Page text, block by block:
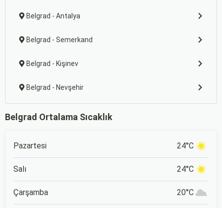
Belgrad - Antalya
Belgrad - Semerkand
Belgrad - Kişinev
Belgrad - Nevşehir
Belgrad Ortalama Sıcaklık
Pazartesi 24°C
Salı 24°C
Çarşamba 20°C